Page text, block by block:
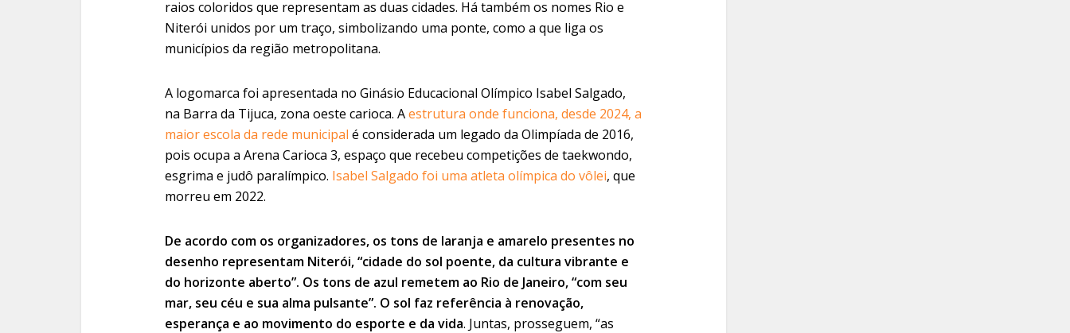
raios coloridos que representam as duas cidades. Há também os nomes Rio e
Niterói unidos por um traço, simbolizando uma ponte, como a que liga os
municípios da região metropolitana.
A logomarca foi apresentada no Ginásio Educacional Olímpico Isabel Salgado,
na Barra da Tijuca, zona oeste carioca. Aestrutura onde funciona, desde 2024, a
maior escola da rede municipal é considerada um legado da Olimpíada de 2016,
pois ocupa a Arena Carioca 3, espaço que recebeu competições de taekwondo,
esgrima e judô paralímpico. Isabel Salgado foi uma atleta olímpica do vôlei, que
morreu em 2022.
De acordo com os organizadores, os tons de laranja e amarelo presentes no
desenho representam Niterói, “cidade do sol poente, da cultura vibrante e
do horizonte aberto”. Os tons de azul remetem ao Rio de Janeiro, “com seu
mar, seu céu e sua alma pulsante”. O sol faz referência à renovação,
esperança e ao movimento do esporte e da vida. Juntas, prosseguem, “as